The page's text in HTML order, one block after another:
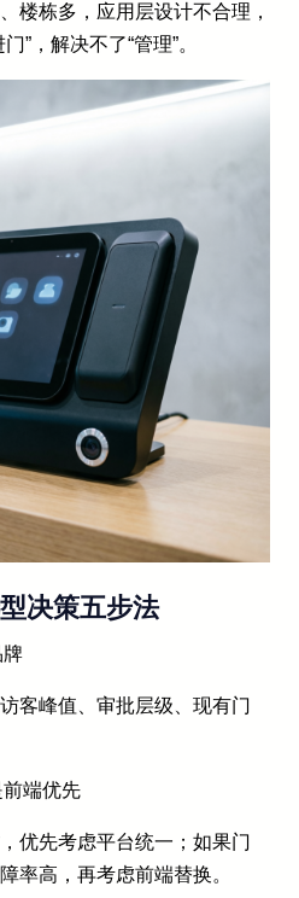
楼栋多，应用层设计不合理，
”，解决不了“管理”。
决策五步法
牌
客峰值、审批层级、现有门
端优先
优先考虑平台统一；如果门
率高，再考虑前端替换。